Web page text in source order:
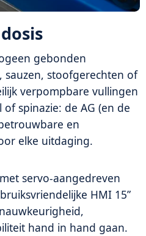
gebonden
sauzen, stoofgerechten of
verpompbare vullingen
spinazie: de AG (en de
en
elke uitdaging.
servo-aangedreven
HMI 15”
hand in hand gaan.